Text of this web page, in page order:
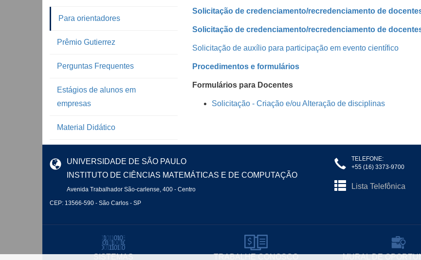
Para orientadores
Prêmio Gutierrez
Perguntas Frequentes
Estágios de alunos em
empresas
Material Didático
Solicitação de credenciamento/recredenciamento de
Solicitação de credenciamento/recredenciamento de
Solicitação de auxílio para participação em evento científico
Procedimentos e formulários
Formulários para Docentes
Solicitação - Criação e/ou Alteração de disciplinas
UNIVERSIDADE DE SÃO PAULO
INSTITUTO DE CIÊNCIAS MATEMÁTICAS E DE COMPUTAÇÃO
Avenida Trabalhador São-carlense, 400 - Centro
CEP: 13566-590 - São Carlos - SP
TELEFONE:
+55 (16) 3373-9700
Lista Telefônica
SISTEMAS TRABALHE CONOSCO MURAL DE